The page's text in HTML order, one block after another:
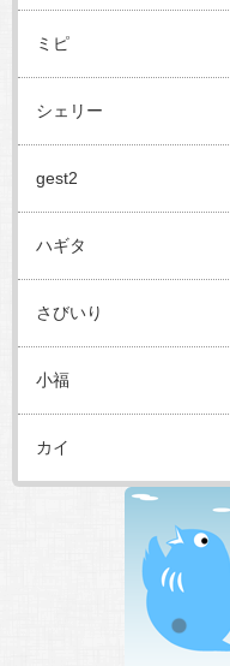
ミピ
シェリー
gest2
ハギタ
さびいり
小福
カイ